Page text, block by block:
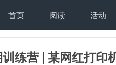
首页 阅读 活动
练营 | 某网红打印